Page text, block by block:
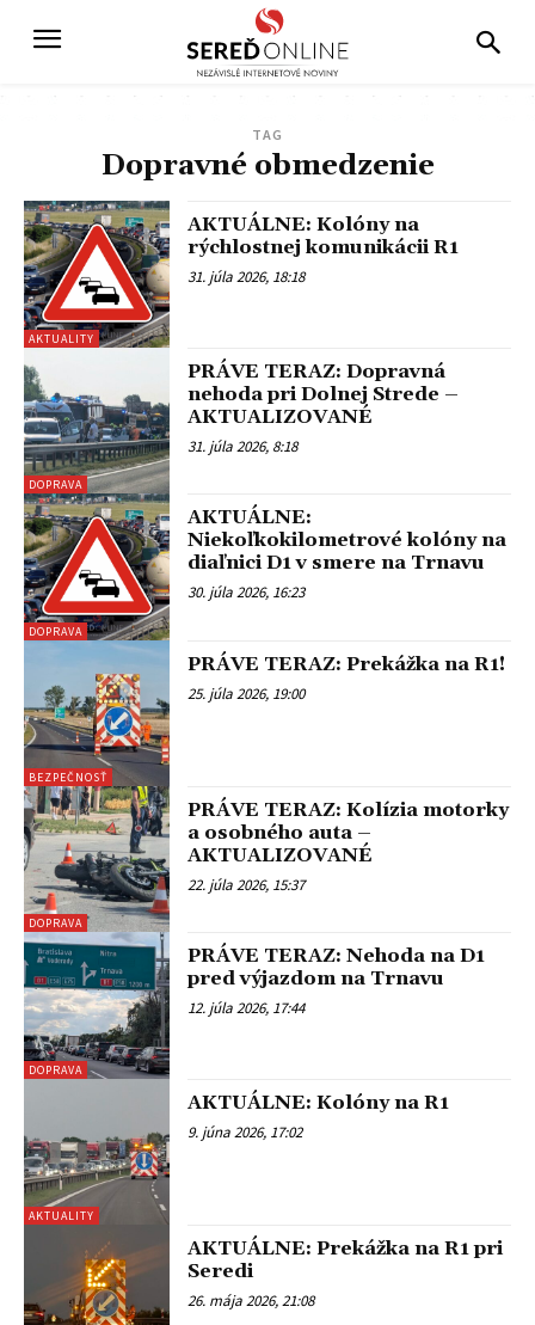
TAG
Dopravné obmedzenie
AKTUALITY
AKTUÁLNE: Kolóny na
rýchlostnej komunikácii R1
31. júla 2026, 18:18
DOPRAVA
PRÁVE TERAZ: Dopravná
nehoda pri Dolnej Strede –
AKTUALIZOVANÉ
31. júla 2026, 8:18
DOPRAVA
AKTUÁLNE:
Niekoľkokilometrové kolóny na
diaľnici D1 v smere na Trnavu
30. júla 2026, 16:23
BEZPEČNOSŤ
PRÁVE TERAZ: Prekážka na R1!
25. júla 2026, 19:00
DOPRAVA
PRÁVE TERAZ: Kolízia motorky
a osobného auta –
AKTUALIZOVANÉ
22. júla 2026, 15:37
DOPRAVA
PRÁVE TERAZ: Nehoda na D1
pred výjazdom na Trnavu
12. júla 2026, 17:44
AKTUALITY
AKTUÁLNE: Kolóny na R1
9. júna 2026, 17:02
AKTUÁLNE: Prekážka na R1 pri
Seredi
26. mája 2026, 21:08